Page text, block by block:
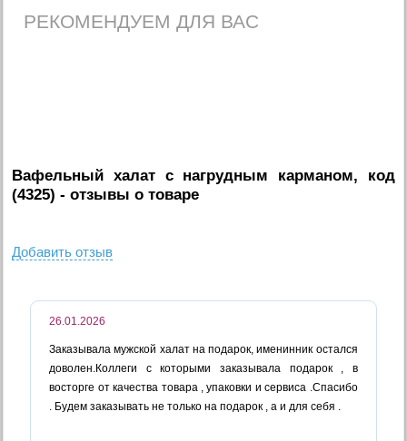
РЕКОМЕНДУЕМ ДЛЯ ВАС
Вафельный халат с нагрудным карманом, код
(4325) - отзывы о товаре
Добавить отзыв
26.01.2026
Заказывала мужской халат на подарок, именинник остался
доволен.Коллеги с которыми заказывала подарок , в
восторге от качества товара , упаковки и сервиса .Спасибо
. Будем заказывать не только на подарок , а и для себя .